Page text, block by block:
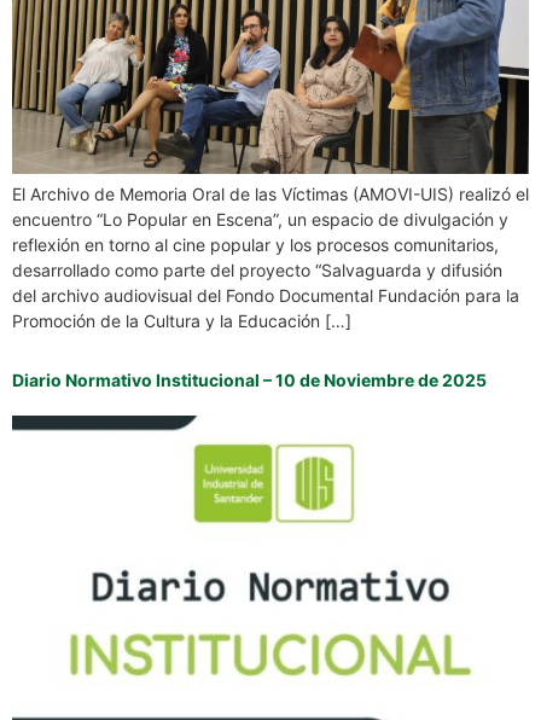
El Archivo de Memoria Oral de las Víctimas (AMOVI-UIS) realizó el
encuentro “Lo Popular en Escena”, un espacio de divulgación y
reflexión en torno al cine popular y los procesos comunitarios,
desarrollado como parte del proyecto “Salvaguarda y difusión
del archivo audiovisual del Fondo Documental Fundación para la
Promoción de la Cultura y la Educación […]
Diario Normativo Institucional – 10 de Noviembre de 2025